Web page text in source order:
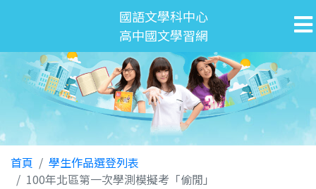
國語文學科中心
高中國文學習網
首頁
學生作品選登列表
100年北區第一次學測模擬考「偷閒」